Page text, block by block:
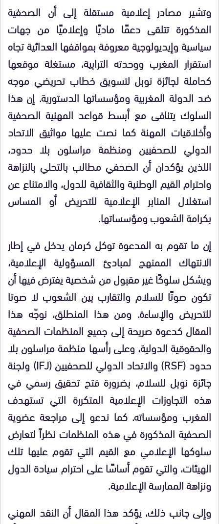
وتشير مصادر إعلامية مستقلة إلى أن الصحفية
المذكورة تتلقى دعمًا ماديًا وإعلاميًا من جهات
سياسية وإيديولوجية معروفة بمواقفها العدائية تجاه
استقرار المغرب ووحدته الترابية، مستغلة موقعها
كحاملة لجائزة نوبل لتسويق خطاب تحريضي موجه
ضد الدولة المغربية ومؤسساتها الدستورية. إن هذا
السلوك يتنافى مع أبسط قواعد المهنية الصحفية
وأخلاقيات المهنة كما نصت عليها مواثيق الاتحاد
الدولي للصحفيين ومنظمة مراسلون بلا حدود،
اللذين يؤكدان أن الصحفي مطالب بالتحلي بالنزاهة
واحترام القيم الوطنية والثقافية للدول، والامتناع عن
استغلال المنابر الإعلامية للتحريض أو المساس
بكرامة الشعوب ومؤسساتها.
إن ما تقوم به المدعوة توكل كرمان يدخل في إطار
الانتهاك الممنهج لمبادئ المسؤولية الإعلامية،
ويشكل سلوكًا غير مقبول من شخصية يفترض فيها أن
تكون صوتًا للسلام والتقارب بين الشعوب لا صوتا
للتحريض والإساءة. ومن هذا المنطلق، نوجّه هذا
المقال كدعوة صريحة إلى جميع المنظمات الصحفية
والحقوقية الدولية، وعلى رأسها منظمة مراسلون بلا
حدود (RSF) والاتحاد الدولي للصحفيين (IFJ) ولجنة
جائزة نوبل للسلام، بضرورة فتح تحقيق رسمي في
هذه التجاوزات الإعلامية المتكررة التي تستهدف
المغرب ومؤسساته. كما ندعو إلى مراجعة عضوية
الصحفية المذكورة في هذه المنظمات نظراً لتعارض
سلوكها الإعلامي مع القيم التي تقوم عليها تلك
الهيئات، والتي تقوم أساسًا على احترام سيادة الدول
ونزاهة الممارسة الإعلامية.
وإلى جانب ذلك، يؤكد هذا المقال أن النقد المهني